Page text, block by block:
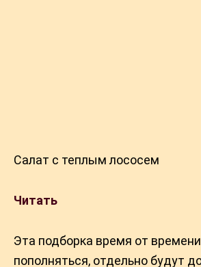
Салат с теплым лососем
Читать
Эта подборка время от
пополняться, отдельно будут